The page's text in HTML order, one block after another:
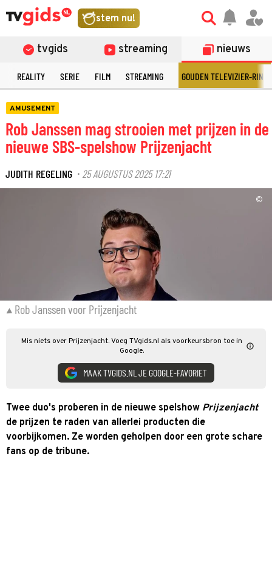
stem nu!
tvgids streaming nieuws
REALITY SERIE FILM STREAMING GOUDEN TELEVIZIER-RING
AMUSEMENT
Rob Janssen mag strooien met prijzen in de
nieuwe SBS-spelshow Prijzenjacht
JUDITH REGELING · 25 AUGUSTUS 2025 17:21
©
Rob Janssen voor Prijzenjacht
Mis niets over Prijzenjacht. Voeg TVgids.nl als voorkeursbron toe in
Google.
MAAK TVGIDS.NL JE GOOGLE-FAVORIET
Twee duo's proberen in de nieuwe spelshow Prijzenjacht
de prijzen te raden van allerlei producten die
voorbijkomen. Ze worden geholpen door een grote schare
fans op de tribune.